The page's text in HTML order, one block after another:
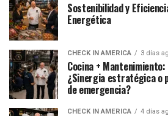
Sostenibilidad y
Energética
CHECK IN AMERICA 3 días
Cocina + Mantenimiento:
¿Sinergia estratégica o
de emergencia?
CHECK IN AMERICA 4 días